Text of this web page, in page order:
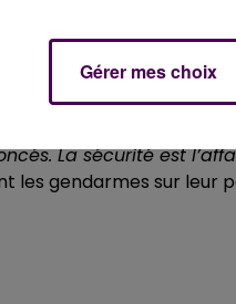
du lieu-dit du Petit-
Rouessé-Vassé, de
et tout
La sécurité est
les gendarmes sur leur
Gérer mes choix